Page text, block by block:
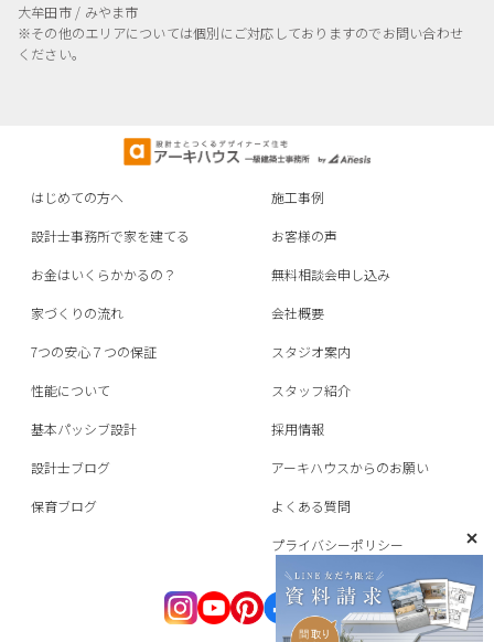
大牟田市 / みやま市
※その他のエリアについては個別にご対応しておりますのでお問い合わせ
ください。
はじめての方へ
設計士事務所で家を建てる
お金はいくらかかるの？
家づくりの流れ
7つの安心７つの保証
性能について
基本パッシブ設計
設計士ブログ
保育ブログ
施工事例
お客様の声
無料相談会申し込み
会社概要
スタジオ案内
スタッフ紹介
採用情報
アーキハウスからのお願い
よくある質問
プライバシーポリシー